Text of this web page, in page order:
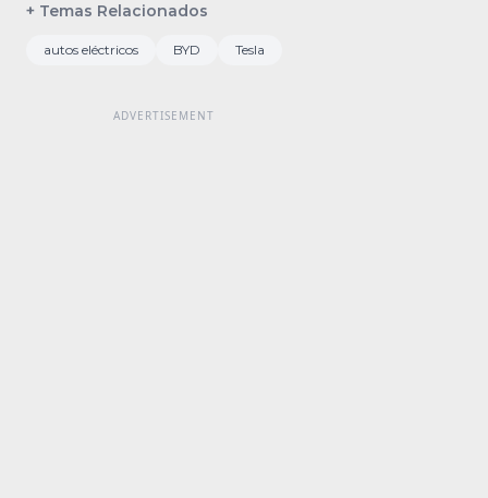
+ Temas Relacionados
autos eléctricos BYD Tesla